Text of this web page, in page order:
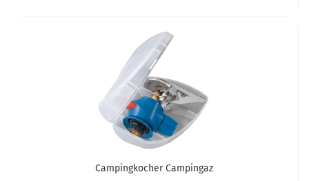
Campingkocher Campingaz